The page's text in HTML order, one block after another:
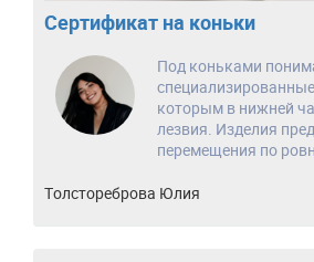
Сертификат на коньки
Под коньками
которым в нижней
лезвия. Изделия
перемещения по
Толстореброва Юлия